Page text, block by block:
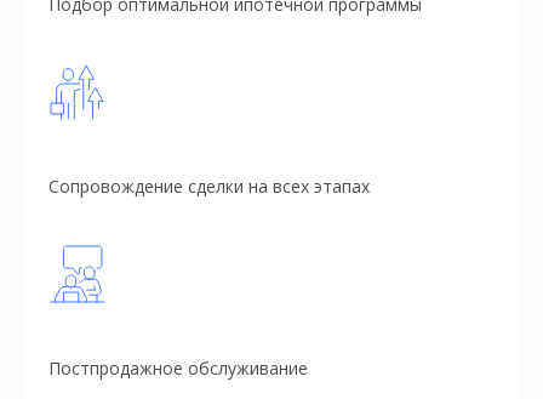
Сопровождение сделки на всех этапах
Постпродажное обслуживание